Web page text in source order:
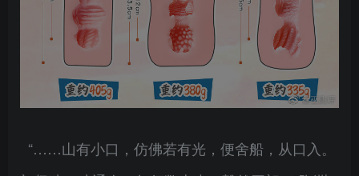
“……山有小口，仿佛若有光，便舍船，从口入。